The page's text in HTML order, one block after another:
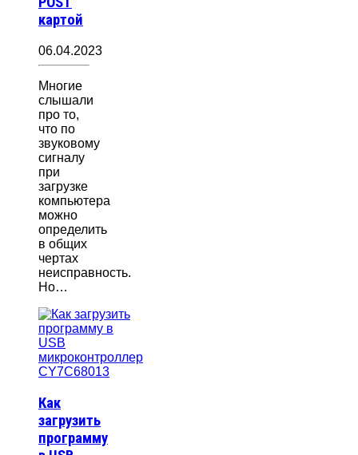
картой
06.04.2023
Многие
слышали
про то,
что по
звуковому
сигналу
при
загрузке
компьютера
можно
определить
в общих
чертах
неисправность.
Но…
Как
загрузить
программу